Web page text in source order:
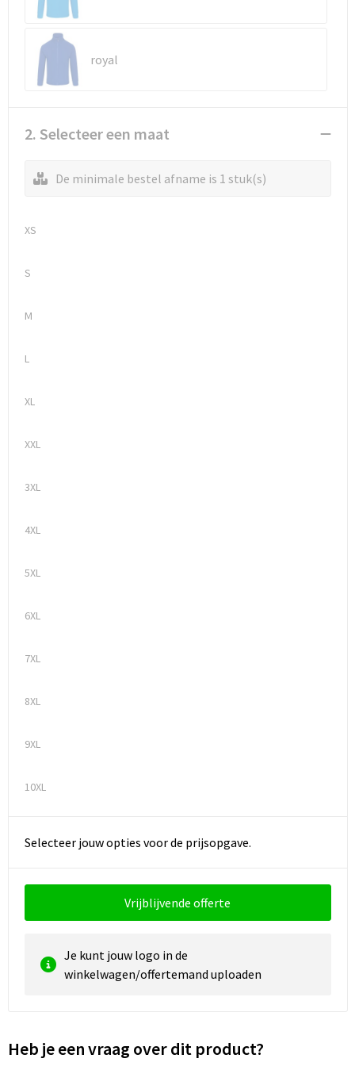
Waterbestendige tassen
Golftassen
royal
2. Selecteer een maat
De minimale bestel afname is 1 stuk(s)
XS
S
M
L
XL
XXL
3XL
4XL
5XL
6XL
7XL
8XL
9XL
10XL
Selecteer jouw opties voor de prijsopgave.
Vrijblijvende offerte
Je kunt jouw logo in de
winkelwagen/offertemand uploaden
Heb je een vraag over dit product?